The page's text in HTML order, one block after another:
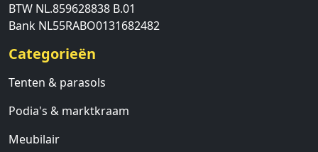
BTW NL.859628838 B.01
Bank NL55RABO0131682482
Categorieën
Tenten & parasols
Podia's & marktkraam
Meubilair